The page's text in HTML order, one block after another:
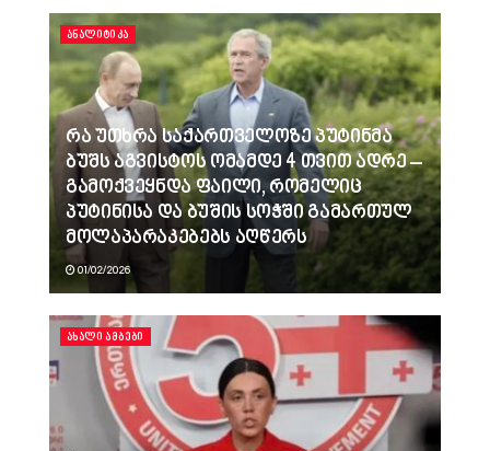
ᲐᲜᲐᲚᲘᲢᲘᲙᲐ
რა უთხრა საქართველოზე პუტინმა
ბუშს აგვისტოს ომამდე 4 თვით ადრე –
გამოქვეყნდა ფაილი, რომელიც
პუტინისა და ბუშის სოჭში გამართულ
მოლაპარაკებებს აღწერს
01/02/2026
ᲐᲮᲐᲚᲘ ᲐᲛᲑᲔᲑᲘ